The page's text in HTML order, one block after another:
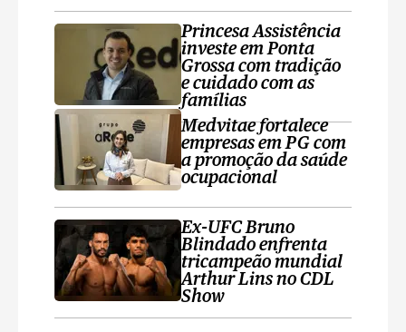
Princesa Assistência
investe em Ponta
Grossa com tradição
e cuidado com as
famílias
Medvitae fortalece
empresas em PG com
a promoção da saúde
ocupacional
Ex-UFC Bruno
Blindado enfrenta
tricampeão mundial
Arthur Lins no CDL
Show